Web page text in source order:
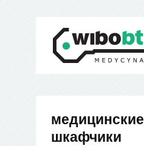
медицинские
шкафчики